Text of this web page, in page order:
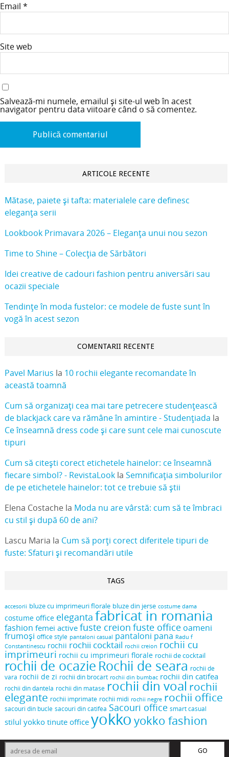
Email *
Site web
Salvează-mi numele, emailul și site-ul web în acest
navigator pentru data viitoare când o să comentez.
ARTICOLE RECENTE
Mătase, paiete și tafta: materialele care definesc
eleganța serii
Lookbook Primavara 2026 – Eleganța unui nou sezon
Time to Shine – Colecția de Sărbători
Idei creative de cadouri fashion pentru aniversări sau
ocazii speciale
Tendințe în moda fustelor: ce modele de fuste sunt în
vogă în acest sezon
COMENTARII RECENTE
Pavel Marius la 10 rochii elegante recomandate în
această toamnă
Cum să organizați cea mai tare petrecere studențească
de blackjack care va rămâne în amintire - Studențiada la
Ce înseamnă dress code și care sunt cele mai cunoscute
tipuri
Cum să citești corect etichetele hainelor: ce înseamnă
fiecare simbol? - RevistaLookla Semnificația simbolurilor
de pe etichetele hainelor: tot ce trebuie să știi
Elena Costachela Moda nu are vârstă: cum să te îmbraci
cu stil și după 60 de ani?
Lascu Maria la Cum să porți corect diferitele tipuri de
fuste: Sfaturi și recomandări utile
TAGS
accesorii bluze cu imprimeuri florale bluze din jerse costume dama
costume office eleganta fabricat in romania
fashion femei active fuste creion fuste office oameni
frumoși office style pantaloni casual pantaloni pana Radu f
Constantinescu rochii rochii cocktail rochii creion rochii cu
imprimeuri rochii cu imprimeuri florale rochii de cocktail
rochii de ocazie Rochii de seara rochii de
vara rochii de zi rochii din brocart rochii din bumbac rochii din catifea
rochii din dantela rochii din matase rochii din voal rochii
elegante rochii imprimate rochii midi rochii negre rochii office
sacouri din bucle sacouri din catifea Sacouri office smart casual
stilul yokko tinute office yokko yokko fashion